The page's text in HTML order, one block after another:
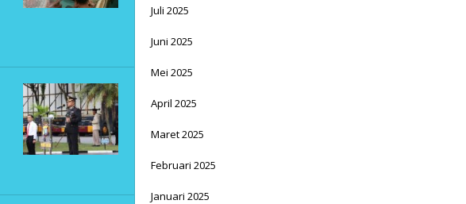
Juli 2025
Juni 2025
Mei 2025
April 2025
Maret 2025
Februari 2025
Januari 2025